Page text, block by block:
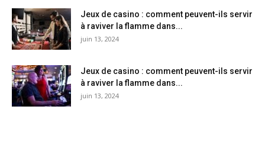
Jeux de casino : comment peuvent-ils servir
à raviver la flamme dans...
juin 13, 2024
Jeux de casino : comment peuvent-ils servir
à raviver la flamme dans...
juin 13, 2024